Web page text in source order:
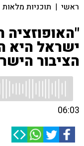
ראשי | תוכניות מלאות
"האופוזציה
ישראל היא
הציבור
06:03